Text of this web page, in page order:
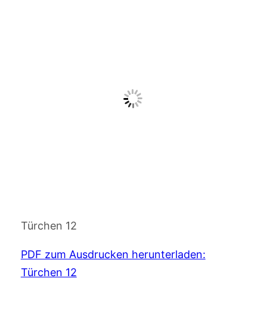
Türchen 12
PDF zum Ausdrucken herunterladen:
Türchen 12